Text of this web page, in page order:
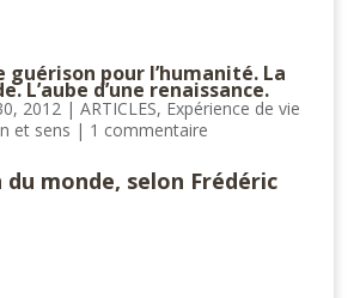
guérison pour l’humanité. La
L’aube d’une renaissance.
2012| ARTICLES, Expérience de vie
et sens | 1 commentaire
du monde, selon Frédéric